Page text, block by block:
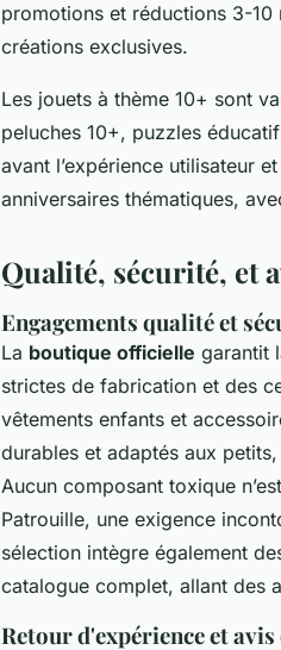
promotions et réductions 3-
créations exclusives.
Les jouets à thème 10+ sont
peluches 10+, puzzles
avant l’expérience utilisateur
anniversaires thématiques,
Qualité, sécurité, et
Engagements qualité et
La boutique officielle garantit
strictes de fabrication et des
vêtements enfants et
durables et adaptés aux
Aucun composant toxique
Patrouille, une exigence
sélection intègre également
catalogue complet, allant des
Retour d'expérience et